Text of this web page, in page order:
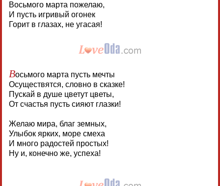
Восьмого марта пожелаю,
И пусть игривый огонек
Горит в глазах, не угасая!
Восьмого марта пусть мечты
Осуществятся, словно в сказке!
Пускай в душе цветут цветы,
От счастья пусть сияют глазки!
Желаю мира, благ земных,
Улыбок ярких, море смеха
И много радостей простых!
Ну и, конечно же, успеха!